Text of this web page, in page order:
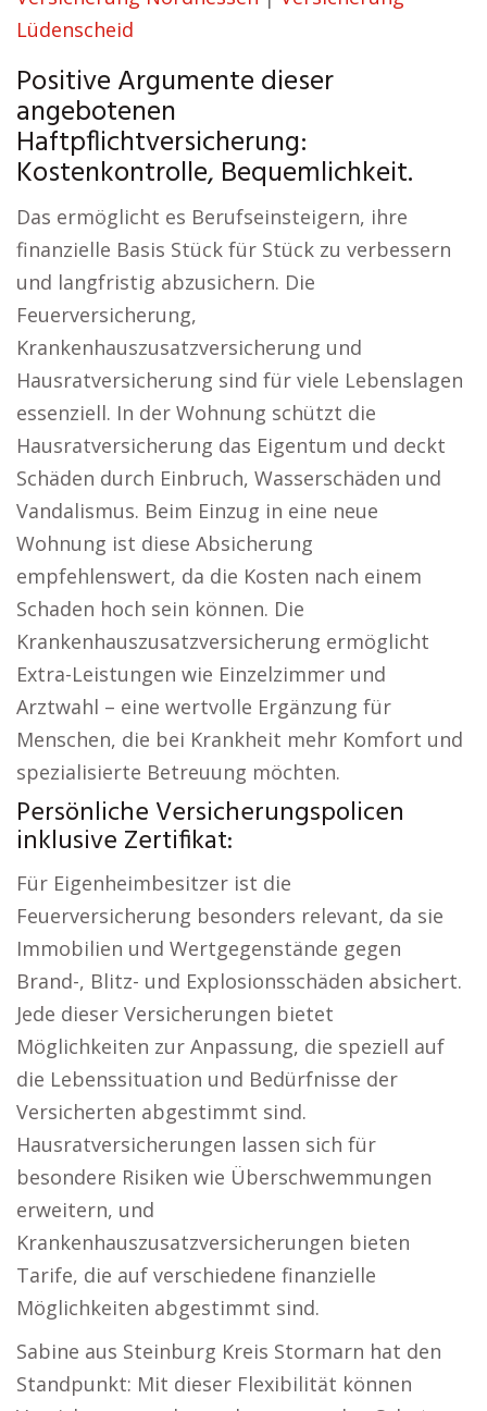
Lüdenscheid
Positive Argumente dieser
angebotenen
Haftpflichtversicherung:
Kostenkontrolle, Bequemlichkeit.
Das ermöglicht es Berufseinsteigern, ihre
finanzielle Basis Stück für Stück zu verbessern
und langfristig abzusichern. Die
Feuerversicherung,
Krankenhauszusatzversicherung und
Hausratversicherung sind für viele Lebenslagen
essenziell. In der Wohnung schützt die
Hausratversicherung das Eigentum und deckt
Schäden durch Einbruch, Wasserschäden und
Vandalismus. Beim Einzug in eine neue
Wohnung ist diese Absicherung
empfehlenswert, da die Kosten nach einem
Schaden hoch sein können. Die
Krankenhauszusatzversicherung ermöglicht
Extra-Leistungen wie Einzelzimmer und
Arztwahl – eine wertvolle Ergänzung für
Menschen, die bei Krankheit mehr Komfort und
spezialisierte Betreuung möchten.
Persönliche Versicherungspolicen
inklusive Zertifikat:
Für Eigenheimbesitzer ist die
Feuerversicherung besonders relevant, da sie
Immobilien und Wertgegenstände gegen
Brand-, Blitz- und Explosionsschäden absichert.
Jede dieser Versicherungen bietet
Möglichkeiten zur Anpassung, die speziell auf
die Lebenssituation und Bedürfnisse der
Versicherten abgestimmt sind.
Hausratversicherungen lassen sich für
besondere Risiken wie Überschwemmungen
erweitern, und
Krankenhauszusatzversicherungen bieten
Tarife, die auf verschiedene finanzielle
Möglichkeiten abgestimmt sind.
Sabine aus Steinburg Kreis Stormarn hat den
Standpunkt: Mit dieser Flexibilität können